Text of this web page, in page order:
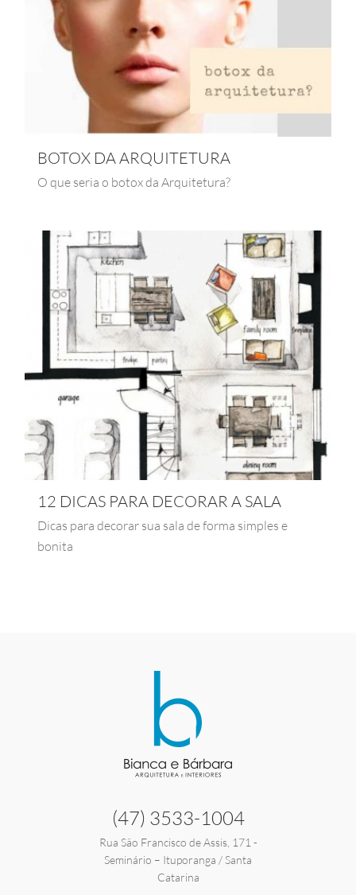
BOTOX DA ARQUITETURA
O que seria o botox da Arquitetura?
12 DICAS PARA DECORAR A SALA
Dicas para decorar sua sala de forma simples e
bonita
(47) 3533-1004
Rua São Francisco de Assis, 171 -
Seminário – Ituporanga / Santa
Catarina